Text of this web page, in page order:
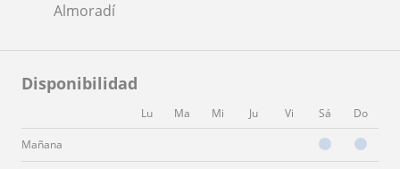
Almoradí
Disponibilidad
Lu Ma Mi Ju Vi Sá Do
Mañana